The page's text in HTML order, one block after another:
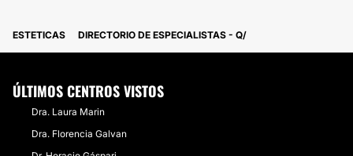
ESTETICAS DIRECTORIO DE ESPECIALISTAS - Q
ÚLTIMOS CENTROS VISTOS
Dra. Laura Marin
Dra. Florencia Galvan